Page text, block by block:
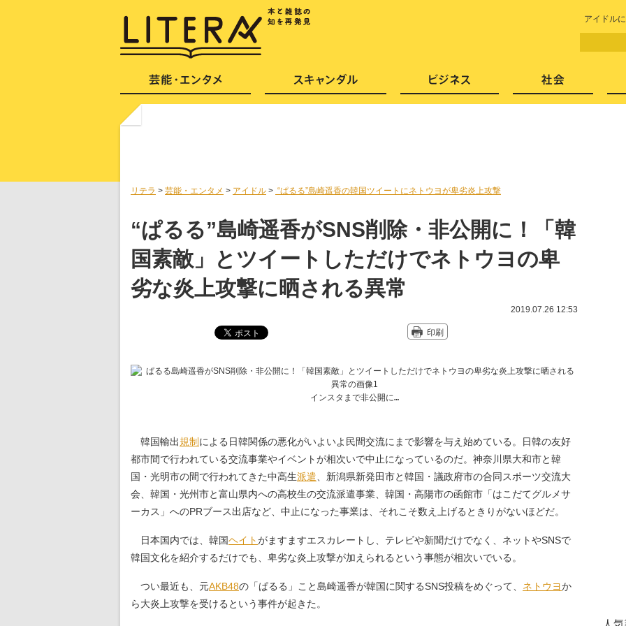
アイドル
リテラ > 芸能・エンタメ > アイドル > “ぱるる”島崎遥香の韓国ツイートにネトウヨが卑劣炎上攻撃
“ぱるる”島崎遥香がSNS削除・非公開に！「韓
国素敵」とツイートしただけでネトウヨの卑
劣な炎上攻撃に晒される異常
2019.07.26 12:53
印刷
インスタまで非公開に…
韓国輸出規制 による日韓関係の悪化がいよいよ民間交流にまで影響を与え始めている。日韓の友好
都市間で行われている交流事業やイベントが相次いで中止になっているのだ。神奈川県大和市と韓
国・光明市の間で行われてきた中高生派遣 、新潟県新発田市と韓国・議政府市の合同スポーツ交流大
会、韓国・光州市と富山県内への高校生の交流派遣事業、韓国・高陽市の函館市「はこだてグルメサ
ーカス」へのPRブース出店など、中止になった事業は、それこそ数え上げるときりがないほどだ。
日本国内では、韓国ヘイトがますますエスカレートし、テレビや新聞だけでなく、ネットやSNSで
韓国文化を紹介するだけでも、卑劣な炎上攻撃が加えられるという事態が相次いでいる。
つい最近も、元AKB48の「ぱるる」こと島崎遥香が韓国に関するSNS投稿をめぐって、 ネトウヨか
ら大炎上攻撃を受けるという事件が起きた。
芸能・エンタメ スキャンダル